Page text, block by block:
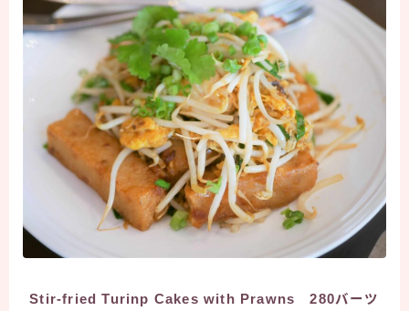
Stir-fried Turinp Cakes with Prawns 280バーツ